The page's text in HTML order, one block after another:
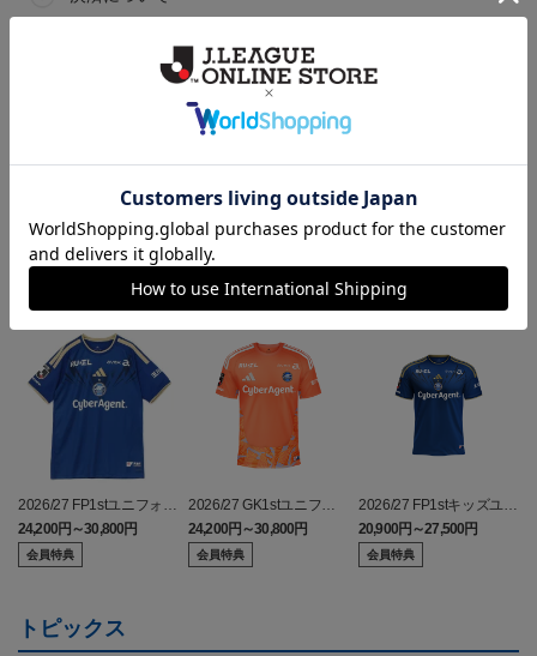
ヘルプページ
ランキング
2026/27 FP1stユニフォー
ム
24,200円～30,800円
会員特典
2026/27 GK1stユニフォ
ーム
24,200円～30,800円
会員特典
2026/27 FP1stキッズユニ
フォーム
20,900円～27,500円
会員特典
トピックス